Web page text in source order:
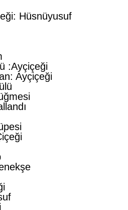
Hüsnüyusuf
:Ayçiçeği
Ayçiçeği